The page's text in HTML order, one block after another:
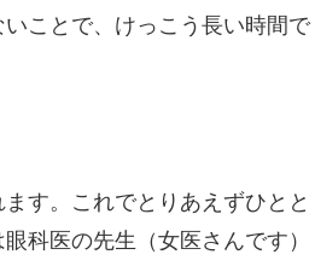
ことで、けっこう長い時間で
す。これでとりあえずひとと
科医の先生（女医さんです）